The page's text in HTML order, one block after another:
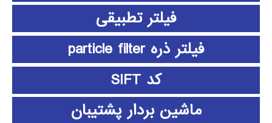
فیلتر تطبیقی
فیلتر ذره particle filter
کد SIFT
ماشین بردار پشتیبان